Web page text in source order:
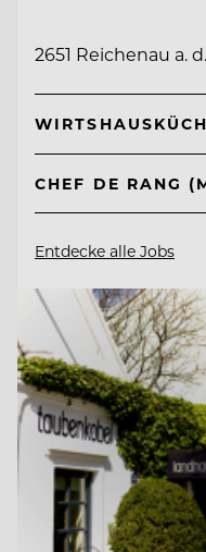
2651 Reichenau a.
CHEF DE RANG
Entdecke alle Jobs